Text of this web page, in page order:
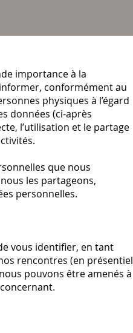
importance à la
conformément au
physiques à l’égard
données (ci-après
l’utilisation et le partage
que nous
les partageons,
personnelles.
vous identifier, en tant
rencontres (en présentiel
pouvons être amenés à